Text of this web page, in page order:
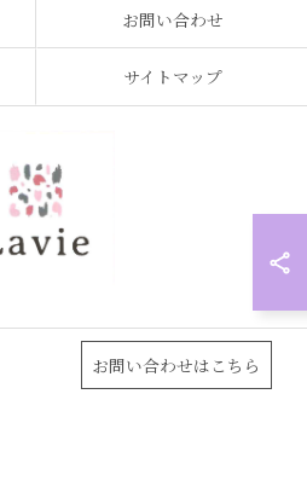
お問い合わせはこちら
お問い合わせ
サイトマップ
訪問看護ステーション Lavie ALL RIGHTS